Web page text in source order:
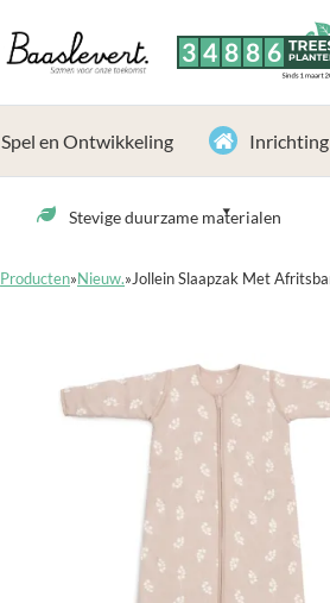
3 4 8 8 6
Sinds 1 maart
Spel en Ontwikkeling Inrichting
Stevige duurzame materialen
Producten» Nieuw.»Jollein Slaapzak Met